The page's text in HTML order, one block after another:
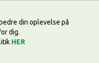
din oplevelse på
dig.
HER